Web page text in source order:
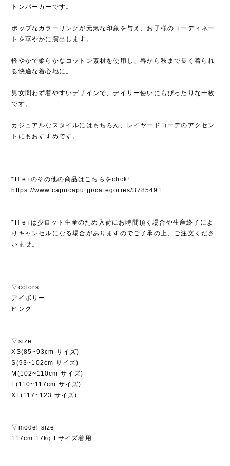
トンパーカーです。
ポップなカラーリングが元気な印象を与え、お子様のコーディネー
トを華やかに演出します。
軽やかで柔らかなコットン素材を使用し、春から秋まで長く着られ
る快適な着心地に。
男女問わず着やすいデザインで、デイリー使いにもぴったりな一枚
です。
カジュアルなスタイルにはもちろん、レイヤードコーデのアクセン
トにもおすすめです。
*H e iのその他の商品はこちらをclick!
https://www.capucapu.jp/categories/3785491
*H e iは少ロット生産のため入荷にお時間頂く場合や生産終了によ
りキャンセルになる場合がありますのでご了承の上、ご注文くださ
いませ。
▽colors
アイボリー
ピンク
▽size
XS(85~93cm サイズ)
S(93~102cm サイズ)
M(102~110cm サイズ)
L(110~117cm サイズ)
XL(117~123 サイズ)
▽model size
117cm 17kg Lサイズ着用